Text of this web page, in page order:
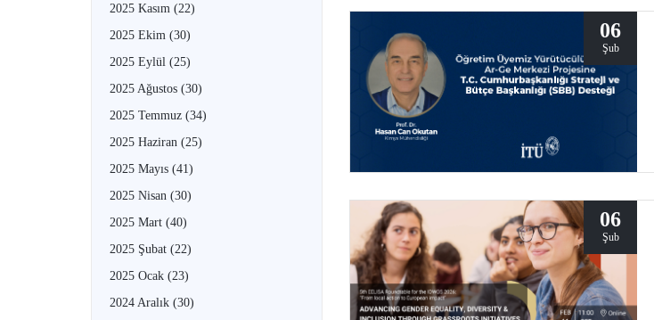
2025 Kasım (22)
2025 Ekim (30)
2025 Eylül (25)
2025 Ağustos (30)
2025 Temmuz (34)
2025 Haziran (25)
2025 Mayıs (41)
2025 Nisan (30)
2025 Mart (40)
2025 Şubat (22)
2025 Ocak (23)
2024 Aralık (30)
06
Şub
06
Şub